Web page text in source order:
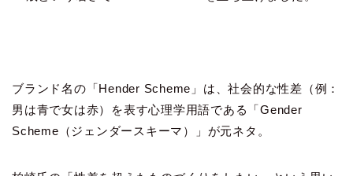
ブランド名の「Hender Scheme」は、社会的な性差（例：
男は青で女は赤）を表す心理学用語である「Gender
Scheme（ジェンダースキーマ）」が元ネタ。